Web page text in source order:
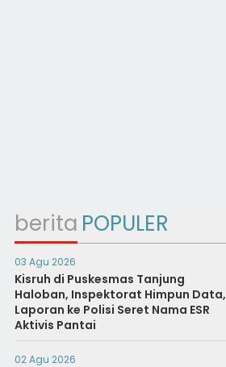
berita POPULER
03 Agu 2026
Kisruh di Puskesmas Tanjung
Haloban, Inspektorat Himpun Data,
Laporan ke Polisi Seret Nama ESR
Aktivis Pantai
02 Agu 2026